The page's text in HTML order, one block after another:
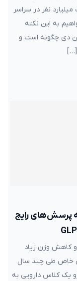
نفر در سراسر
به این نکته
دی چگونه است و
پرسش‌های رایج
و کاهش وزن زیاد
خاص طی چند سال
یک کلاس دارویی به